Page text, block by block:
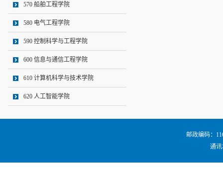
570 船舶工程学院
580 电气工程学院
590 控制科学与工程学院
600 信息与通信工程学院
610 计算机科学与技术学院
620 人工智能学院
邮政编码：
通